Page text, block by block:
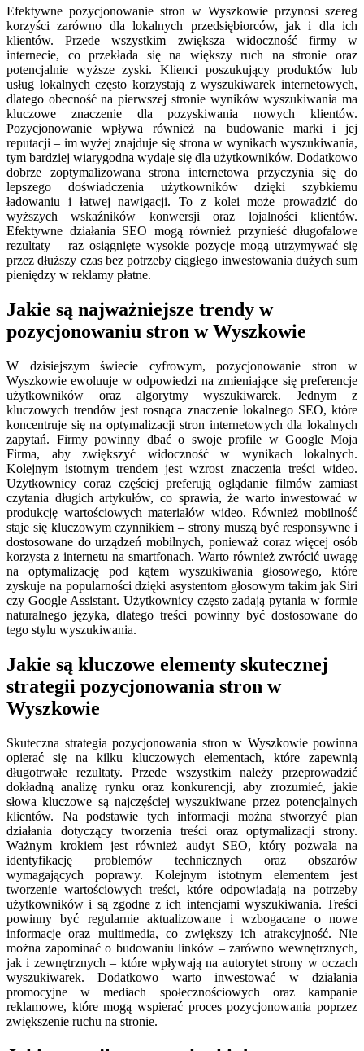
Efektywne pozycjonowanie stron w Wyszkowie przynosi szereg
korzyści zarówno dla lokalnych przedsiębiorców, jak i dla ich
klientów. Przede wszystkim zwiększa widoczność firmy w
internecie, co przekłada się na większy ruch na stronie oraz
potencjalnie wyższe zyski. Klienci poszukujący produktów lub
usług lokalnych często korzystają z wyszukiwarek internetowych,
dlatego obecność na pierwszej stronie wyników wyszukiwania ma
kluczowe znaczenie dla pozyskiwania nowych klientów.
Pozycjonowanie wpływa również na budowanie marki i jej
reputacji – im wyżej znajduje się strona w wynikach wyszukiwania,
tym bardziej wiarygodna wydaje się dla użytkowników. Dodatkowo
dobrze zoptymalizowana strona internetowa przyczynia się do
lepszego doświadczenia użytkowników dzięki szybkiemu
ładowaniu i łatwej nawigacji. To z kolei może prowadzić do
wyższych wskaźników konwersji oraz lojalności klientów.
Efektywne działania SEO mogą również przynieść długofalowe
rezultaty – raz osiągnięte wysokie pozycje mogą utrzymywać się
przez dłuższy czas bez potrzeby ciągłego inwestowania dużych sum
pieniędzy w reklamy płatne.
Jakie są najważniejsze trendy w
pozycjonowaniu stron w Wyszkowie
W dzisiejszym świecie cyfrowym, pozycjonowanie stron w
Wyszkowie ewoluuje w odpowiedzi na zmieniające się preferencje
użytkowników oraz algorytmy wyszukiwarek. Jednym z
kluczowych trendów jest rosnąca znaczenie lokalnego SEO, które
koncentruje się na optymalizacji stron internetowych dla lokalnych
zapytań. Firmy powinny dbać o swoje profile w Google Moja
Firma, aby zwiększyć widoczność w wynikach lokalnych.
Kolejnym istotnym trendem jest wzrost znaczenia treści wideo.
Użytkownicy coraz częściej preferują oglądanie filmów zamiast
czytania długich artykułów, co sprawia, że warto inwestować w
produkcję wartościowych materiałów wideo. Również mobilność
staje się kluczowym czynnikiem – strony muszą być responsywne i
dostosowane do urządzeń mobilnych, ponieważ coraz więcej osób
korzysta z internetu na smartfonach. Warto również zwrócić uwagę
na optymalizację pod kątem wyszukiwania głosowego, które
zyskuje na popularności dzięki asystentom głosowym takim jak Siri
czy Google Assistant. Użytkownicy często zadają pytania w formie
naturalnego języka, dlatego treści powinny być dostosowane do
tego stylu wyszukiwania.
Jakie są kluczowe elementy skutecznej
strategii pozycjonowania stron w
Wyszkowie
Skuteczna strategia pozycjonowania stron w Wyszkowie powinna
opierać się na kilku kluczowych elementach, które zapewnią
długotrwałe rezultaty. Przede wszystkim należy przeprowadzić
dokładną analizę rynku oraz konkurencji, aby zrozumieć, jakie
słowa kluczowe są najczęściej wyszukiwane przez potencjalnych
klientów. Na podstawie tych informacji można stworzyć plan
działania dotyczący tworzenia treści oraz optymalizacji strony.
Ważnym krokiem jest również audyt SEO, który pozwala na
identyfikację problemów technicznych oraz obszarów
wymagających poprawy. Kolejnym istotnym elementem jest
tworzenie wartościowych treści, które odpowiadają na potrzeby
użytkowników i są zgodne z ich intencjami wyszukiwania. Treści
powinny być regularnie aktualizowane i wzbogacane o nowe
informacje oraz multimedia, co zwiększy ich atrakcyjność. Nie
można zapominać o budowaniu linków – zarówno wewnętrznych,
jak i zewnętrznych – które wpływają na autorytet strony w oczach
wyszukiwarek. Dodatkowo warto inwestować w działania
promocyjne w mediach społecznościowych oraz kampanie
reklamowe, które mogą wspierać proces pozycjonowania poprzez
zwiększenie ruchu na stronie.